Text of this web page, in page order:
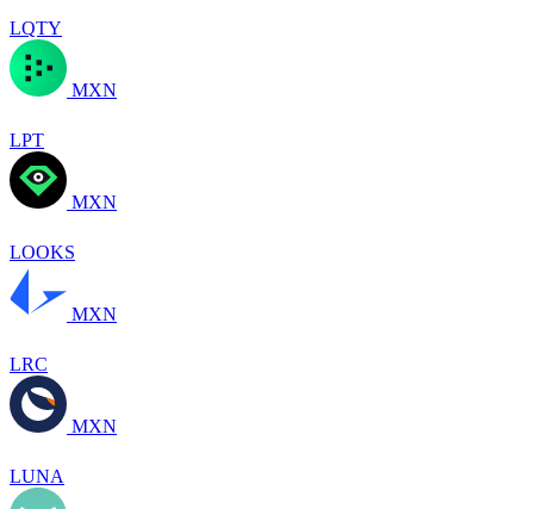
LQTY
MXN
LPT
MXN
LOOKS
MXN
LRC
MXN
LUNA